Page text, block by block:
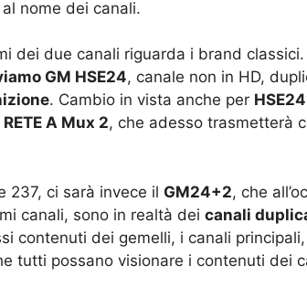
nome dei canali.
dei due canali riguarda i brand classici.
GM HSE24, canale non in HD,
. Cambio in vista anche per
A Mux 2, che adesso trasmetterà
237, ci sarà invece il GM24+2, che
canali, sono in realtà dei canali
contenuti dei gemelli, i canali
tutti possano visionare i contenuti dei